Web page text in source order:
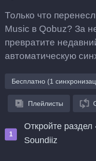
Только что
Music в Qobuz? За
превратите
автоматическую
Бесплатно (1
Плейлисты
Откройте
Soundiiz